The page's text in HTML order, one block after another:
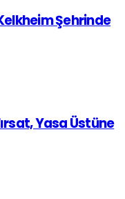
Şehrinde
Yasa Üstüne